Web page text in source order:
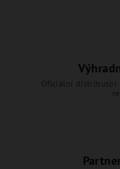
Oficiální distributor